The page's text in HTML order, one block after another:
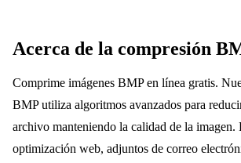
Acerca de la compresión
Comprime imágenes BMP en línea gratis.
BMP utiliza algoritmos avanzados para
archivo manteniendo la calidad de la imagen.
optimización web, adjuntos de correo